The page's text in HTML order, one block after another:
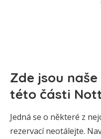
Zde jsou
této části
Jedná se o některé z
rezervací neotálejte.